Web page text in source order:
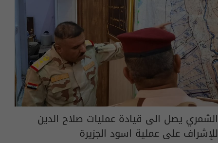
الشمري يصل الى قيادة عمليات صلاح الدين
للإشراف على عملية اسود الجزيرة